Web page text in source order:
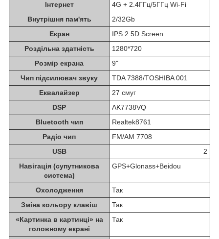
Інтернет
4G + 2.4ГГц/5ГГц Wi-Fi
Внутрішня пам'ять
2/32Gb
Екран
IPS 2.5D Screen
Роздільна здатність
1280*720
Розмір екрана
9"
Чип підсилювач звуку
TDA 7388/TOSHIBA 001
Еквалайзер
27 смуг
DSP
AK7738VQ
Bluetooth чип
Realtek8761
Радіо чип
FM/AM 7708
USB
2
Навігація (супутникова
система)
GPS+Glonass+Beidou
Охолодження
Так
Зміна кольору клавіш
Так
«Картинка в картинці» на
головному екрані
Так